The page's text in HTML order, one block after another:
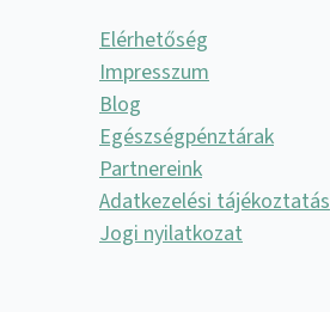
Elérhetőség
Impresszum
Blog
Egészségpénztárak
Partnereink
Adatkezelési tájékoztatás
Jogi nyilatkozat